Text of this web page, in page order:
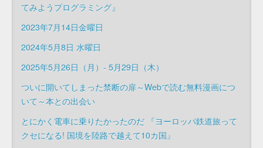
てみようプログラミング』
2023年7月14日金曜日
2024年5月8日 水曜日
2025年5月26日（月）- 5月29日（木）
ついに開いてしまった禁断の扉～Webで読む無料漫画につ
いて～本との出会い
とにかく電車に乗りたかったのだ 『ヨーロッパ鉄道旅って
クセになる! 国境を陸路で越えて10カ国』